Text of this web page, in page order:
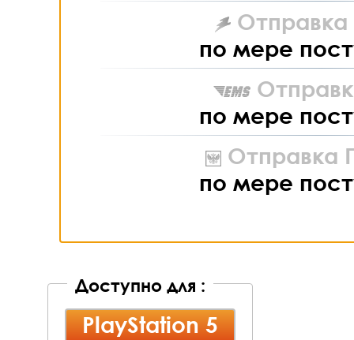
Отправка
по мере
по мере
Отправка
по мере
Доступно для :
PlayStation 5